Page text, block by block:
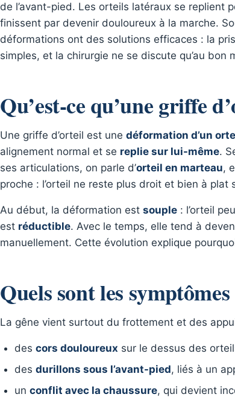
de l’avant-pied. Les orteils latéraux se replient
finissent par devenir douloureux à la marche.
déformations ont des solutions efficaces : la
simples, et la chirurgie ne se discute qu’au bon
Qu’est-ce qu’une griffe
Une griffe d’orteil est une déformation d’un
alignement normal et se replie sur lui-même.
ses articulations, on parle d’orteil en marteau,
proche : l’orteil ne reste plus droit et bien à plat
Au début, la déformation est souple : l’orteil
est réductible. Avec le temps, elle tend à
manuellement. Cette évolution explique
Quels sont les symptômes
La gêne vient surtout du frottement et des
des cors douloureux sur le dessus des
des durillons sous l’avant-pied, liés à un
un conflit avec la chaussure, qui devient